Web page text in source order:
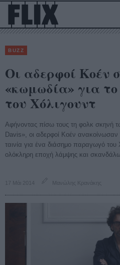
BUZZ
Οι αδερφοί Κοέν
«κωμωδία» για το
του Χόλιγουντ
Αφήνοντας πίσω τους τη φολκ σκηνή
Davis», οι αδερφοί Κοέν ανακοίνωσαν
ταινία για ένα διάσημο παραγωγό του
ολόκληρη εποχή λάμψης και
17 Μάι 2014 Μανώλης Κρανάκης